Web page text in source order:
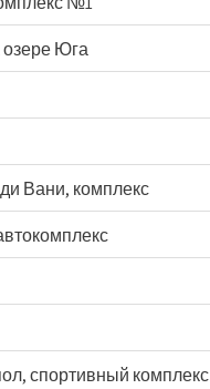
озере Юга
Вани, комплекс
спортивный комплекс